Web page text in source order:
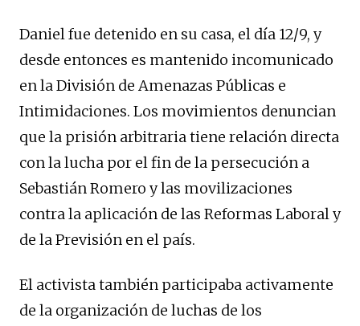
Daniel fue detenido en su casa, el día 12/9, y
desde entonces es mantenido incomunicado
en la División de Amenazas Públicas e
Intimidaciones. Los movimientos denuncian
que la prisión arbitraria tiene relación directa
con la lucha por el fin de la persecución a
Sebastián Romero y las movilizaciones
contra la aplicación de las Reformas Laboral y
de la Previsión en el país.
El activista también participaba activamente
de la organización de luchas de los